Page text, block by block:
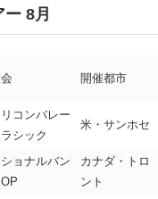
8月
開催都市
コンバレー
シック
米・サンホセ
ョナルバン
カナダ・トロ
ント